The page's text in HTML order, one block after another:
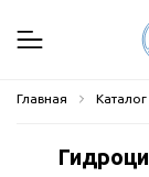
Главная Каталог